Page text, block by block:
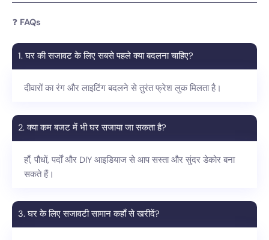
❓ FAQs
1. घर की सजावट के लिए सबसे पहले क्या बदलना चाहिए?
दीवारों का रंग और लाइटिंग बदलने से तुरंत फ्रेश लुक मिलता है।
2. क्या कम बजट में भी घर सजाया जा सकता है?
हाँ, पौधों, पर्दों और DIY आइडियाज से आप सस्ता और सुंदर डेकोर बना
सकते हैं।
3. घर के लिए सजावटी सामान कहाँ से खरीदें?